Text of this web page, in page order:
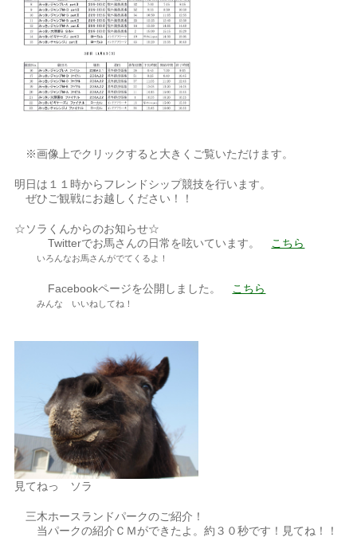
※画像上でクリックすると大きくご覧いただけます。
明日は１１時からフレンドシップ競技を行います。
ぜひご観戦にお越しください！！
☆ソラくんからのお知らせ☆
Twitterでお馬さんの日常を呟いています。 こちら
いろんなお馬さんがでてくるよ！
Facebookページを公開しました。 こちら
みんな いいねしてね！
見てねっ ソラ
三木ホースランドパークのご紹介！
当パークの紹介ＣＭができたよ。約３０秒です！見てね！！